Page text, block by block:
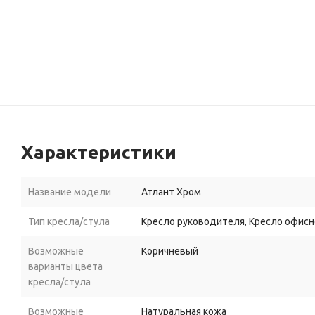
Характеристики
Название модели Атлант Хром
Тип кресла/стула Кресло руководителя, Кресло
Возможные
варианты цвета
кресла/стула
Коричневый
Возможные Натуральная кожа